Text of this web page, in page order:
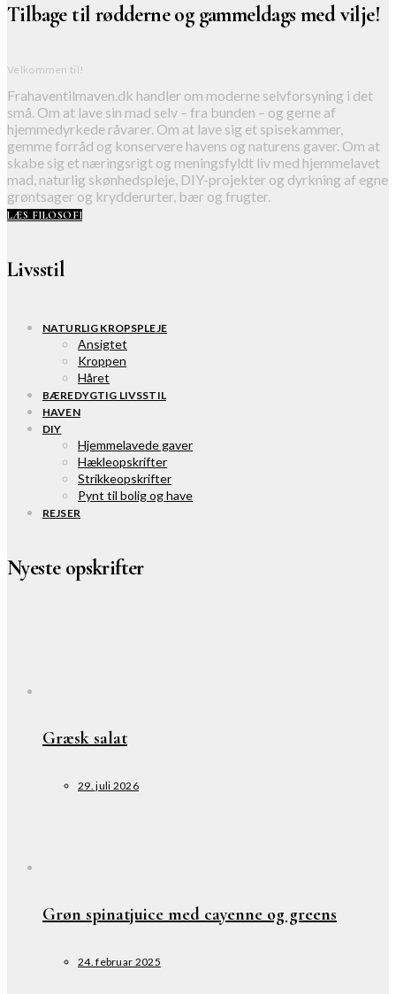
Tilbage til rødderne og gammeldags med vilje!
Velkommen til!
Frahaventilmaven.dk handler om moderne selvforsyning i det
små. Om at lave sin mad selv – fra bunden – og gerne af
hjemmedyrkede råvarer. Om at lave sig et spisekammer,
gemme forråd og konservere havens og naturens gaver. Om at
skabe sig et næringsrigt og meningsfyldt liv med hjemmelavet
mad, naturlig skønhedspleje, DIY-projekter og dyrkning af egne
grøntsager og krydderurter, bær og frugter.
LÆS FILOSOFI
Livsstil
NATURLIG KROPSPLEJE
Ansigtet
Kroppen
Håret
BÆREDYGTIG LIVSSTIL
HAVEN
DIY
Hjemmelavede gaver
Hækleopskrifter
Strikkeopskrifter
Pynt til bolig og have
REJSER
Nyeste opskrifter
Græsk salat
29. juli 2026
Grøn spinatjuice med cayenne og greens
24. februar 2025